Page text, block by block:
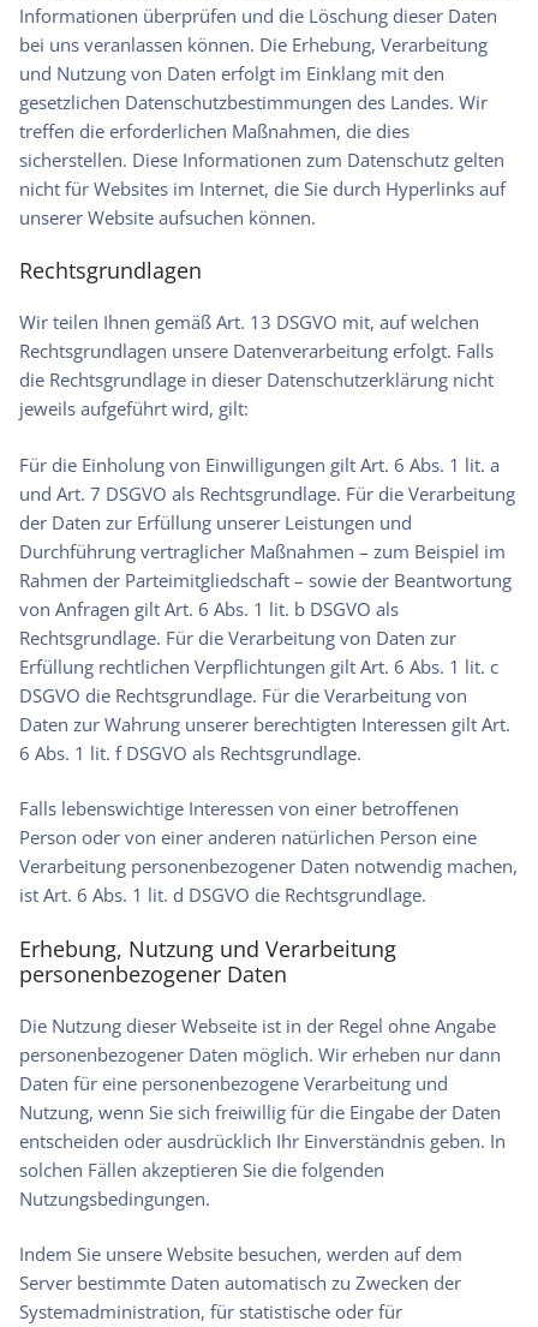
Informationen überprüfen und die Löschung dieser Daten
bei uns veranlassen können. Die Erhebung, Verarbeitung
und Nutzung von Daten erfolgt im Einklang mit den
gesetzlichen Datenschutzbestimmungen des Landes. Wir
treffen die erforderlichen Maßnahmen, die dies
sicherstellen. Diese Informationen zum Datenschutz gelten
nicht für Websites im Internet, die Sie durch Hyperlinks auf
unserer Website aufsuchen können.
Rechtsgrundlagen
Wir teilen Ihnen gemäß Art. 13 DSGVO mit, auf welchen
Rechtsgrundlagen unsere Datenverarbeitung erfolgt. Falls
die Rechtsgrundlage in dieser Datenschutzerklärung nicht
jeweils aufgeführt wird, gilt:
Für die Einholung von Einwilligungen gilt Art. 6 Abs. 1 lit. a
und Art. 7 DSGVO als Rechtsgrundlage. Für die Verarbeitung
der Daten zur Erfüllung unserer Leistungen und
Durchführung vertraglicher Maßnahmen – zum Beispiel im
Rahmen der Parteimitgliedschaft – sowie der Beantwortung
von Anfragen gilt Art. 6 Abs. 1 lit. b DSGVO als
Rechtsgrundlage. Für die Verarbeitung von Daten zur
Erfüllung rechtlichen Verpflichtungen gilt Art. 6 Abs. 1 lit. c
DSGVO die Rechtsgrundlage. Für die Verarbeitung von
Daten zur Wahrung unserer berechtigten Interessen gilt Art.
6 Abs. 1 lit. f DSGVO als Rechtsgrundlage.
Falls lebenswichtige Interessen von einer betroffenen
Person oder von einer anderen natürlichen Person eine
Verarbeitung personenbezogener Daten notwendig machen,
ist Art. 6 Abs. 1 lit. d DSGVO die Rechtsgrundlage.
Erhebung, Nutzung und Verarbeitung
personenbezogener Daten
Die Nutzung dieser Webseite ist in der Regel ohne Angabe
personenbezogener Daten möglich. Wir erheben nur dann
Daten für eine personenbezogene Verarbeitung und
Nutzung, wenn Sie sich freiwillig für die Eingabe der Daten
entscheiden oder ausdrücklich Ihr Einverständnis geben. In
solchen Fällen akzeptieren Sie die folgenden
Nutzungsbedingungen.
Indem Sie unsere Website besuchen, werden auf dem
Server bestimmte Daten automatisch zu Zwecken der
Systemadministration, für statistische oder für